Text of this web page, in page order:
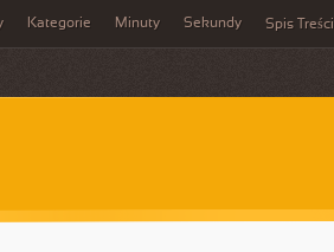
Kategorie Minuty Sekundy Spis Treści